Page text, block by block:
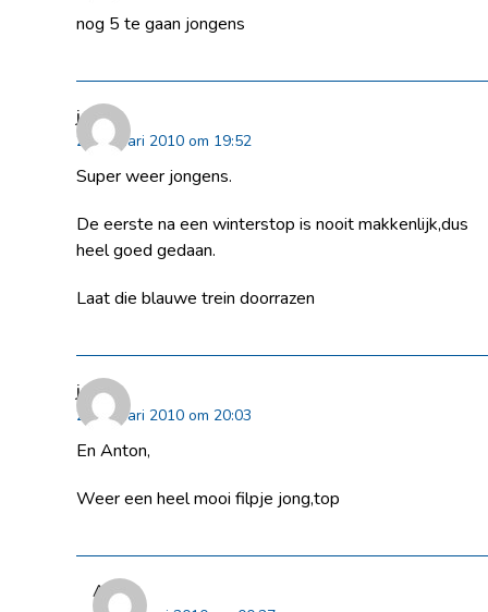
nog 5 te gaan jongens
jaco
24 januari 2010 om 19:52
Super weer jongens.
De eerste na een winterstop is nooit makkenlijk,dus
heel goed gedaan.
Laat die blauwe trein doorrazen
jaco
24 januari 2010 om 20:03
En Anton,
Weer een heel mooi filpje jong,top
Anton